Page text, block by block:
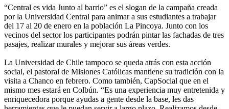
“Central es vida Junto al barrio” es el slogan de la campaña creada
por la Universidad Central para animar a sus estudiantes a trabajar
del 17 al 20 de enero en la población La Pincoya. Junto con los
vecinos del sector los participantes podrán pintar las fachadas de tres
pasajes, realizar murales y mejorar sus áreas verdes.
La Universidad de Chile tampoco se queda atrás con esta acción
social, el pastoral de Misiones Católicas mantiene su tradición con la
visita a Chanco en febrero. Como también, CapSocial que en el
mismo mes estará en Colbún. “Es una experiencia muy entretenida y
enriquecedora porque ayudas a gente desde la base, les das